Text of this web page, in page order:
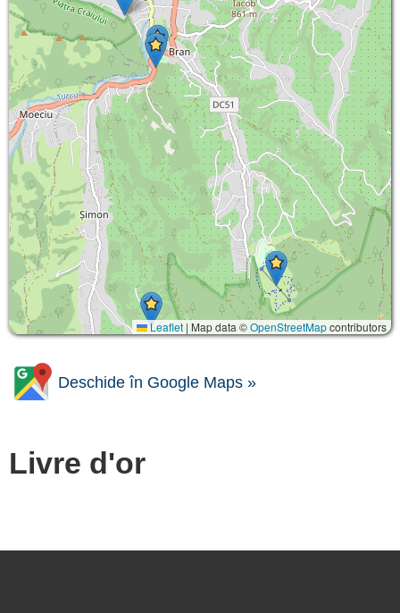
Leaflet | Map data ©OpenStreetMapcontributors
Deschide în Google Maps »
Livre d'or